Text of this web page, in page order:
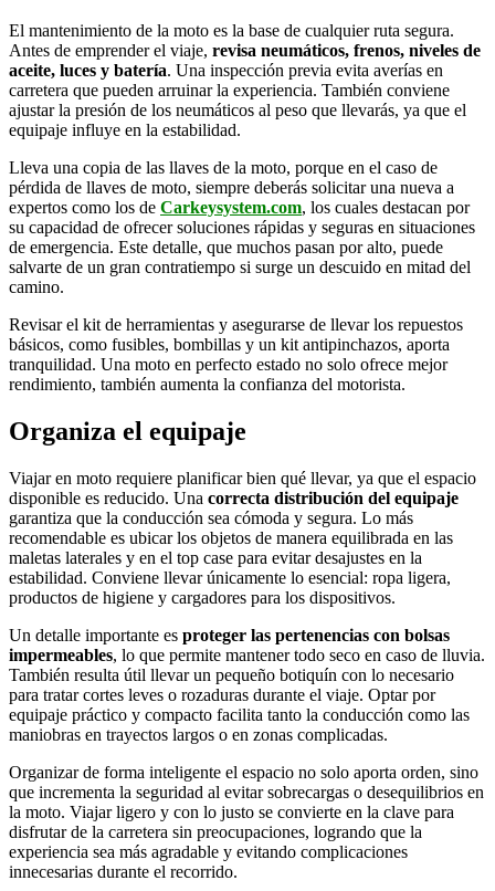
El mantenimiento de la moto es la base de cualquier ruta segura.
Antes de emprender el viaje, revisa neumáticos, frenos, niveles de
aceite, luces y batería. Una inspección previa evita averías en
carretera que pueden arruinar la experiencia. También conviene
ajustar la presión de los neumáticos al peso que llevarás, ya que el
equipaje influye en la estabilidad.
Lleva una copia de las llaves de la moto, porque en el caso de
pérdida de llaves de moto, siempre deberás solicitar una nueva a
expertos como los de Carkeysystem.com, los cuales destacan por
su capacidad de ofrecer soluciones rápidas y seguras en situaciones
de emergencia. Este detalle, que muchos pasan por alto, puede
salvarte de un gran contratiempo si surge un descuido en mitad del
camino.
Revisar el kit de herramientas y asegurarse de llevar los repuestos
básicos, como fusibles, bombillas y un kit antipinchazos, aporta
tranquilidad. Una moto en perfecto estado no solo ofrece mejor
rendimiento, también aumenta la confianza del motorista.
Organiza el equipaje
Viajar en moto requiere planificar bien qué llevar, ya que el espacio
disponible es reducido. Una correcta distribución del equipaje
garantiza que la conducción sea cómoda y segura. Lo más
recomendable es ubicar los objetos de manera equilibrada en las
maletas laterales y en el top case para evitar desajustes en la
estabilidad. Conviene llevar únicamente lo esencial: ropa ligera,
productos de higiene y cargadores para los dispositivos.
Un detalle importante es proteger las pertenencias con bolsas
impermeables, lo que permite mantener todo seco en caso de lluvia.
También resulta útil llevar un pequeño botiquín con lo necesario
para tratar cortes leves o rozaduras durante el viaje. Optar por
equipaje práctico y compacto facilita tanto la conducción como las
maniobras en trayectos largos o en zonas complicadas.
Organizar de forma inteligente el espacio no solo aporta orden, sino
que incrementa la seguridad al evitar sobrecargas o desequilibrios en
la moto. Viajar ligero y con lo justo se convierte en la clave para
disfrutar de la carretera sin preocupaciones, logrando que la
experiencia sea más agradable y evitando complicaciones
innecesarias durante el recorrido.